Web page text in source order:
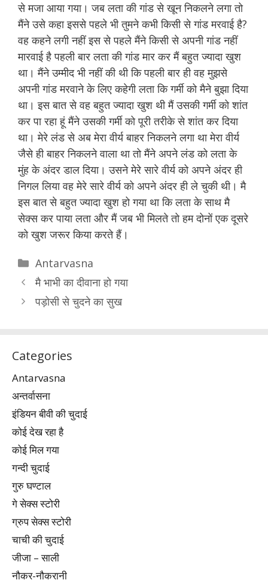
से मजा आया गया। जब लता की गांड से खून निकलने लगा तो
मैंने उसे कहा इससे पहले भी तुमने कभी किसी से गांड मरवाई है?
वह कहने लगी नहीं इस से पहले मैंने किसी से अपनी गांड नहीं
मारवाई है पहली बार लता की गांड मार कर मैं बहुत ज्यादा खुश
था। मैंने उम्मीद भी नहीं की थी कि पहली बार ही वह मुझसे
अपनी गांड मरवाने के लिए कहेगी लता कि गर्मी को मैने बुझा दिया
था। इस बात से वह बहुत ज्यादा खुश थी मैं उसकी गर्मी को शांत
कर पा रहा हूं मैंने उसकी गर्मी को पूरी तरीके से शांत कर दिया
था। मेरे लंड से अब मेरा वीर्य बाहर निकलने लगा था मेरा वीर्य
जैसे ही बाहर निकलने वाला था तो मैंने अपने लंड को लता के
मुंह के अंदर डाल दिया। उसने मेरे सारे वीर्य को अपने अंदर ही
निगल लिया वह मेरे सारे वीर्य को अपने अंदर ही ले चुकी थी। मै
इस बात से बहुत ज्यादा खुश हो गया था कि लता के साथ मै
सेक्स कर पाया लता और मैं जब भी मिलते तो हम दोनों एक दूसरे
को खुश जरूर किया करते हैं।
Categories
Antarvasna
मै भाभी का दीवाना हो गया
पड़ोसी से चुदने का सुख
Categories
Antarvasna
अन्तर्वासना
इंडियन बीवी की चुदाई
कोई देख रहा है
कोई मिल गया
गन्दी चुदाई
गुरु घण्टाल
गे सेक्स स्टोरी
ग्रुप सेक्स स्टोरी
चाची की चुदाई
जीजा – साली
नौकर-नौकरानी